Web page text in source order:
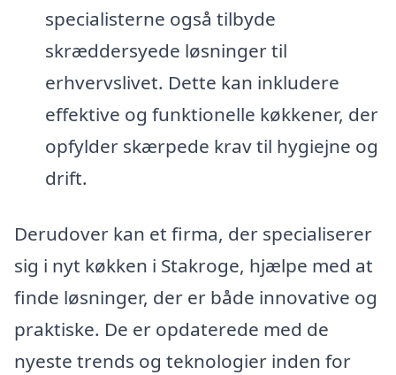
specialisterne også tilbyde
skræddersyede løsninger til
erhvervslivet. Dette kan inkludere
effektive og funktionelle køkkener, der
opfylder skærpede krav til hygiejne og
drift.
Derudover kan et firma, der specialiserer
sig i nyt køkken i Stakroge, hjælpe med at
finde løsninger, der er både innovative og
praktiske. De er opdaterede med de
nyeste trends og teknologier inden for